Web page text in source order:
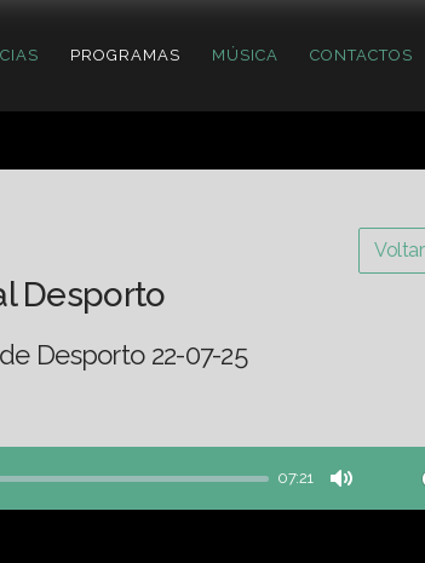
PROGRAMAS MÚSICA CONTACTOS
Voltar
Desporto
Desporto 22-07-25
07:21
Mute